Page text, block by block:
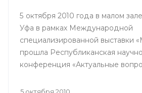
5 октября 2010 года в малом
Уфа в рамках Международной
специализированной выставки
прошла Республиканская
конференция «Актуальные
5 октября 2010